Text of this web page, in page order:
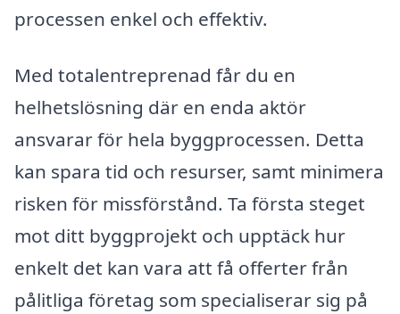
processen enkel och effektiv.
Med totalentreprenad får du en
helhetslösning där en enda aktör
ansvarar för hela byggprocessen. Detta
kan spara tid och resurser, samt minimera
risken för missförstånd. Ta första steget
mot ditt byggprojekt och upptäck hur
enkelt det kan vara att få offerter från
pålitliga företag som specialiserar sig på